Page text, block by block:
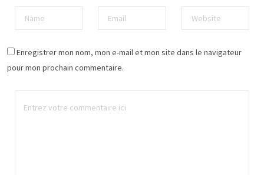
Enregistrer mon nom, mon e-mail et mon site dans le navigateur
pour mon prochain commentaire.